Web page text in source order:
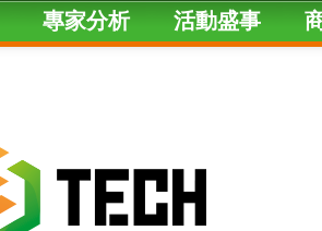
專家分析 活動盛事